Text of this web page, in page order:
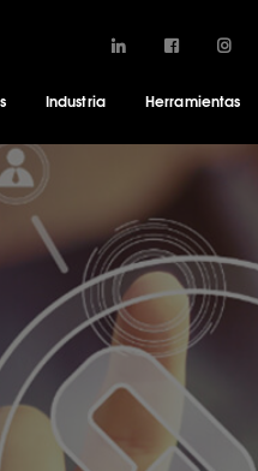
Industria Herramientas